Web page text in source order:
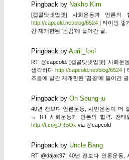
Pingback by Nakho Kim
[캡콜닷넷업뎃] 사회운동과 언론의
http://capcold.net/blog/6524| 타이밍 좋
간 재개한된 '꼼꼼'에 들어간 글.
Pingback by April_fool
RT @capcold: [캡콜닷넷업뎃] 사회운
생각하다 http://capcold.net/blog/6524|
즈음에 발간 재개한된 '꼼꼼'에 들어간 글.
Pingback by Oh Seung-ju
40년 전보다 언론운동, 시민운동이 더
ㅠ RT 사회운동과 언론의 협력: 전태
http://t.co/jjDRBOx via @capcold
Pingback by Uncle Bang
RT @dajak97: 40년 전보다 언론운동,